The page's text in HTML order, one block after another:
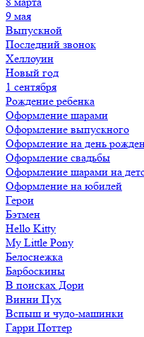
9 мая
Выпускной
Последний звонок
Хеллоуин
Новый год
1 сентября
Рождение ребенка
Оформление шарами
Оформление выпускного
Оформление на день
Оформление свадьбы
Оформление шарами на
Оформление на юбилей
Герои
Бэтмен
Hello Kitty
My Little Pony
Белоснежка
Барбоскины
В поисках Дори
Винни Пух
Вспыш и чудо-машинки
Гарри Поттер